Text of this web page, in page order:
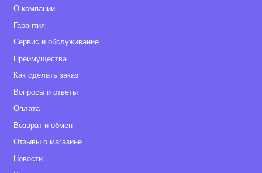
О компании
Гарантия
Сервис и обслуживание
Преимущества
Как сделать заказ
Вопросы и ответы
Оплата
Возврат и обмен
Отзывы о магазине
Новости